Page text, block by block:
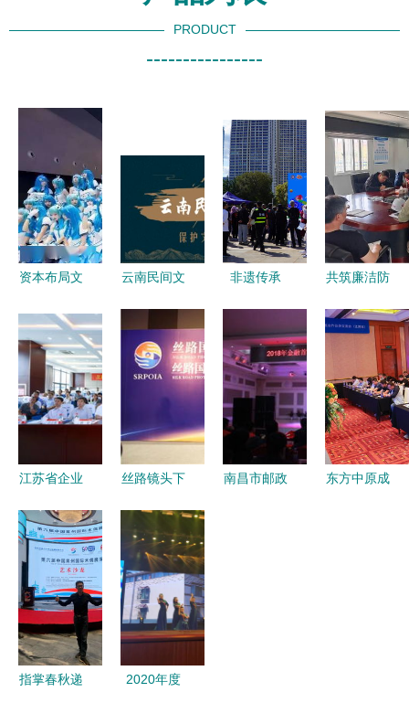
PRODUCT
----------------
资本布局文
哩哔哩入股
非凡大陆，
加码文化输
出战略
云南民间文
名单揭晓
昆明多个地
域荣膺称号
非遗传承
非遗文艺演
出闪耀
2024烟台
非遗文化生
活周
共筑廉洁防
风画卷——
业达经发集
团纪委组织
开展系列廉
洁文化活动
江苏省企业
位现场会暨
望亭发电厂
文化艺术交
流活动纪实
丝路镜头下
摄影峰会谱
写合作新篇
南昌市邮政
东方中原成
指掌春秋递
2020年度